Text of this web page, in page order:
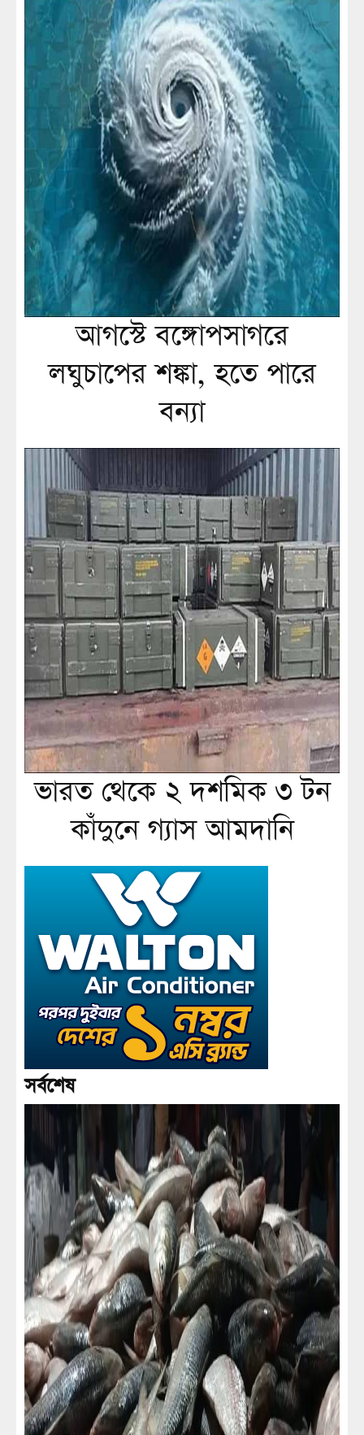
আগস্টে বঙ্গোপসাগরে
লঘুচাপের শঙ্কা, হতে পারে
বন্যা
ভারত থেকে ২ দশমিক ৩ টন
কাঁদুনে গ্যাস আমদানি
সর্বশেষ